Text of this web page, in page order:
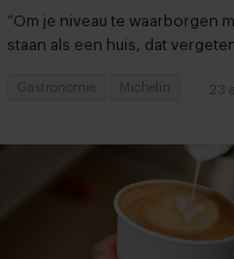
“Om je niveau te waarborgen
staan als een huis, dat
23
Gastronomie Michelin